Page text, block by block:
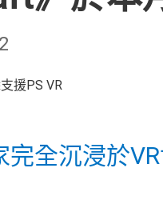
完全沉浸於